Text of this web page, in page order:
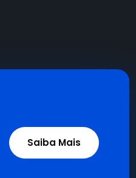
Saiba Mais